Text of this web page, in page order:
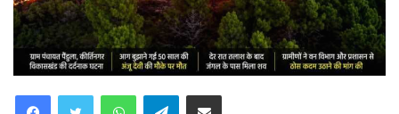
WhatsAppTelegramShare via Email